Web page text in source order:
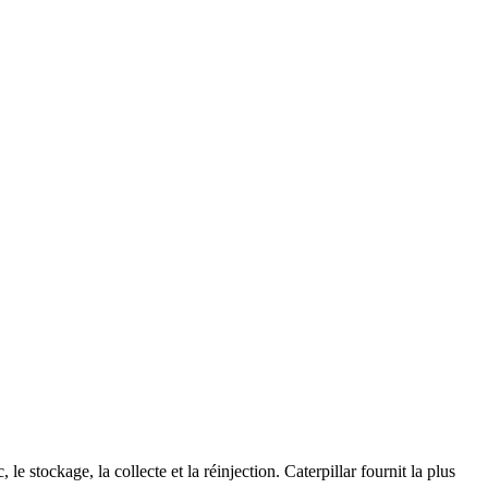
le stockage, la collecte et la réinjection. Caterpillar fournit la plus